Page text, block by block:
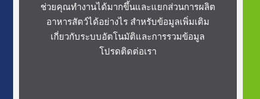
ช่วยคุณทำงานได้มากขึ้นและแยกส่วนการผลิต
อาหารสัตว์ได้อย่างไร สำหรับข้อมูลเพิ่มเติม
เกี่ยวกับระบบอัตโนมัติและการรวมข้อมูล
โปรดติดต่อเรา